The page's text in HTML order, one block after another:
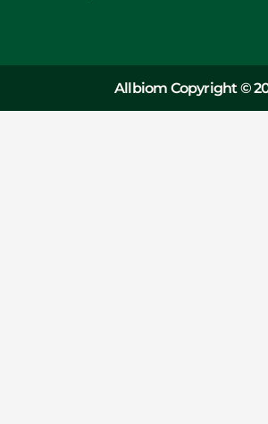
Allbiom Copyright ©